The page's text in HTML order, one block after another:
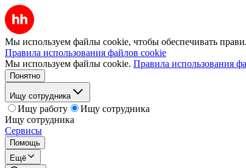
Мы используем файлы cookie, чтобы обеспечивать
Правила использования файлов cookie
Мы используем файлы cookie. Правила использования
Понятно
Ищу сотрудника
Ищу работу
Ищу сотрудника
Ищу сотрудника
Сервисы
Помощь
Ещё